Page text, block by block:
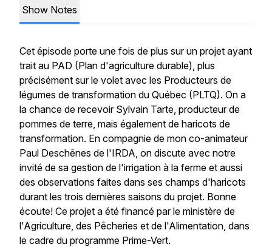
Show Notes
Cet épisode porte une fois de plus sur un projet ayant
trait au PAD (Plan d'agriculture durable), plus
précisément sur le volet avec les Producteurs de
légumes de transformation du Québec (PLTQ). On a
la chance de recevoir Sylvain Tarte, producteur de
pommes de terre, mais également de haricots de
transformation. En compagnie de mon co-animateur
Paul Deschênes de l'IRDA, on discute avec notre
invité de sa gestion de l'irrigation à la ferme et aussi
des observations faites dans ses champs d'haricots
durant les trois dernières saisons du projet. Bonne
écoute! Ce projet a été financé par le ministère de
l'Agriculture, des Pêcheries et de l'Alimentation, dans
le cadre du programme Prime-Vert.